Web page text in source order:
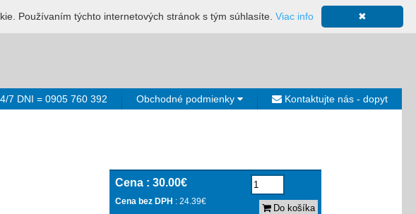
Registrácia Mapa stránky Výkup ložísk Neplatiči
7 DNI = 0905 760 392 Obchodné podmienky Kontaktujte nás - dopyt
Cena : 30.00€
Cena bez DPH : 24.39€
Do košíka
✖
Používaním týchto internetových stránok s tým súhlasíte. Viac info